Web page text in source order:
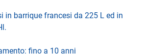
in barrique francesi da 225 L ed in
fino a 10 anni